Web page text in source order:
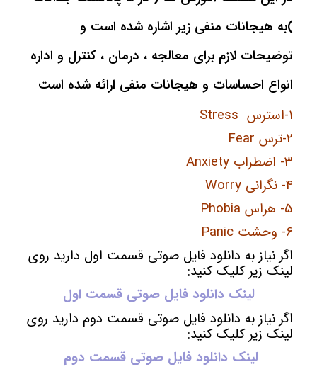
)به هیجانات منفی زیر اشاره شده است و
توضیحات لازم برای معالجه ، درمان ، کنترل و اداره
انواع احساسات و هیجانات منفی ارائه شده است
1-استرس Stress
2-ترس Fear
3- اضطراب Anxiety
4- نگرانی Worry
5- هراس Phobia
6- وحشت Panic
اگر نیاز به دانلود فایل صوتی قسمت اول دارید روی
لینک زیر کلیک کنید:
لینک دانلود فایل صوتی قسمت اول
اگر نیاز به دانلود فایل صوتی قسمت دوم دارید روی
لینک زیر کلیک کنید:
لینک دانلود فایل صوتی قسمت دوم